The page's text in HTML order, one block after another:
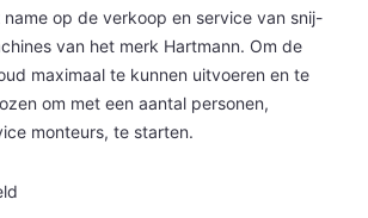
name op de verkoop en service van snij-
van het merk Hartmann. Om de
maximaal te kunnen uitvoeren en te
om met een aantal personen,
monteurs, te starten.